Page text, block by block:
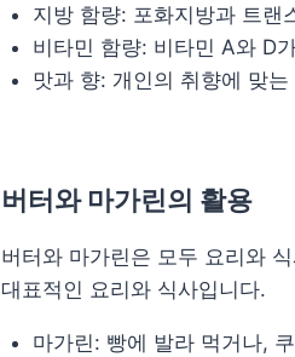
지방 함량: 포화지방과 트랜
비타민 함량: 비타민 A와 D
맛과 향: 개인의 취향에 맞
버터와 마가린의 활용
버터와 마가린은 모두 요리와
대표적인 요리와 식사입니다.
마가린: 빵에 발라 먹거나,